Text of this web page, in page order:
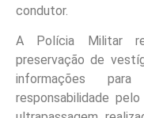
condutor.
A Polícia Militar
preservação de
informações
responsabilidade